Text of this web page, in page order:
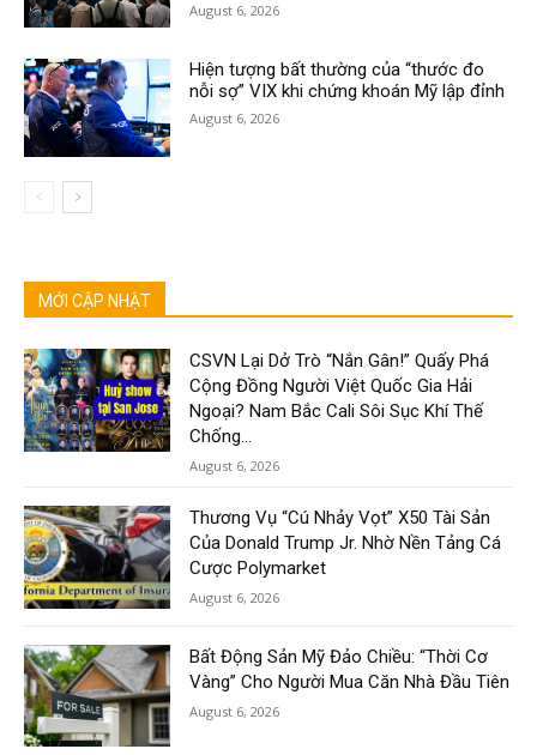
August 6, 2026
Hiện tượng bất thường của “thước đo
nỗi sợ” VIX khi chứng khoán Mỹ lập đỉnh
August 6, 2026
MỚI CẬP NHẬT
CSVN Lại Dở Trò “Nắn Gân!” Quấy Phá
Cộng Đồng Người Việt Quốc Gia Hải
Ngoại? Nam Bắc Cali Sôi Sục Khí Thế
Chống...
August 6, 2026
Thương Vụ “Cú Nhảy Vọt” X50 Tài Sản
Của Donald Trump Jr. Nhờ Nền Tảng Cá
Cược Polymarket
August 6, 2026
Bất Động Sản Mỹ Đảo Chiều: “Thời Cơ
Vàng” Cho Người Mua Căn Nhà Đầu Tiên
August 6, 2026